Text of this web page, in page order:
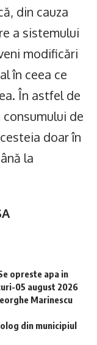
din cauza
a sistemului
modificări
în ceea ce
În astfel de
de
doar în
la
opreste apa in
05 august 2026
Marinescu
din municipiul